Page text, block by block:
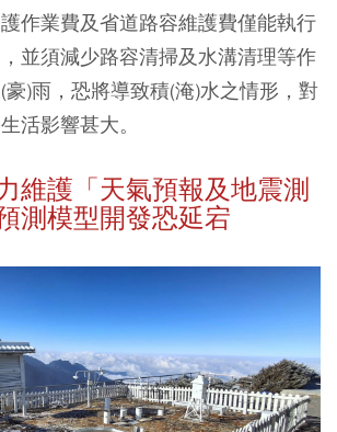
作業費及省道路容維護費僅能執行
並須減少路容清掃及水溝清理等作
)雨，恐將導致積(淹)水之情形，對
活影響甚大。
維護「天氣預報及地震測
測模型開發恐延宕